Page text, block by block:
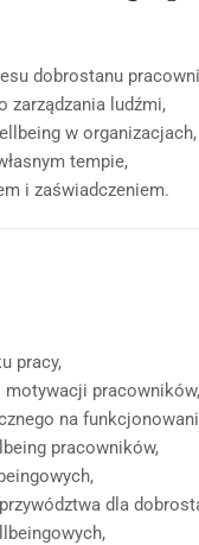
dobrostanu
zarządzania ludźmi,
w organizacjach,
tempie,
i zaświadczeniem.
pracy,
pracowników,
na
pracowników,
dla